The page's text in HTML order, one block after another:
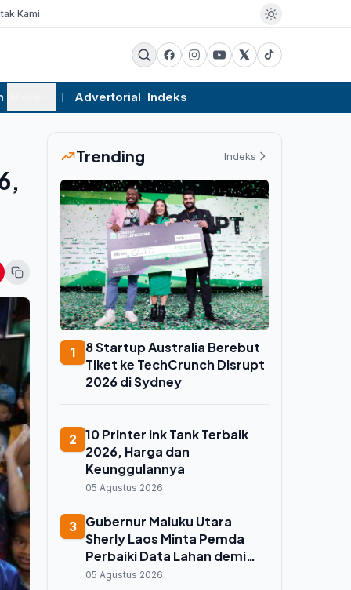
Kami
Advertorial Indeks
Trending Indeks
1
8 Startup Australia Berebut
Tiket ke TechCrunch Disrupt
2026 di Sydney
2
10 Printer Ink Tank Terbaik
2026, Harga dan
Keunggulannya
05 Agustus 2026
3 Gubernur Maluku Utara
Sherly Laos Minta Pemda
Perbaiki Data Lahan demi
Koperasi Merah Putih, Kuota
05 Agustus 2026